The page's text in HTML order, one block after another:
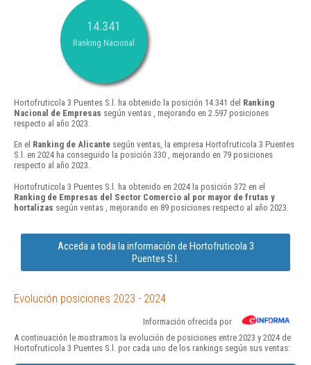
14.341
Ranking Nacional
Hortofruticola 3 Puentes S.l. ha obtenido la posición 14.341 del Ranking
Nacional de Empresas según ventas , mejorando en 2.597 posiciones
respecto al año 2023.
En el Ranking de Alicante según ventas, la empresa Hortofruticola 3 Puentes
S.l. en 2024 ha conseguido la posición 330 , mejorando en 79 posiciones
respecto al año 2023.
Hortofruticola 3 Puentes S.l. ha obtenido en 2024 la posición 372 en el
Ranking de Empresas del Sector Comercio al por mayor de frutas y
hortalizas según ventas , mejorando en 89 posiciones respecto al año 2023.
Acceda a toda la información de Hortofruticola 3
Puentes S.l.
Evolución posiciones 2023 - 2024
Información ofrecida por
A continuación le mostramos la evolución de posiciones entre 2023 y 2024 de
Hortofruticola 3 Puentes S.l. por cada uno de los rankings según sus ventas: